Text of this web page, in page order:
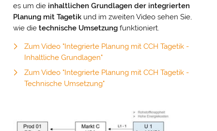
es um die inhaltlichen Grundlagen der integrierten
Planung mit Tagetikund im zweiten Video sehen Sie,
wie die technische Umsetzungfunktioniert.
Zum Video "Integrierte Planung mit CCH Tagetik -
Inhaltliche Grundlagen"
Zum Video "Integrierte Planung mit CCH Tagetik -
Technische Umsetzung"